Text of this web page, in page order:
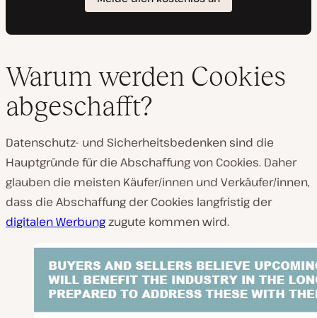
Warum werden Cookies
abgeschafft?
Datenschutz- und Sicherheitsbedenken sind die
Hauptgründe für die Abschaffung von Cookies. Daher
glauben die meisten Käufer/innen und Verkäufer/innen,
dass die Abschaffung der Cookies langfristig der
digitalen Werbungzugute kommen wird.